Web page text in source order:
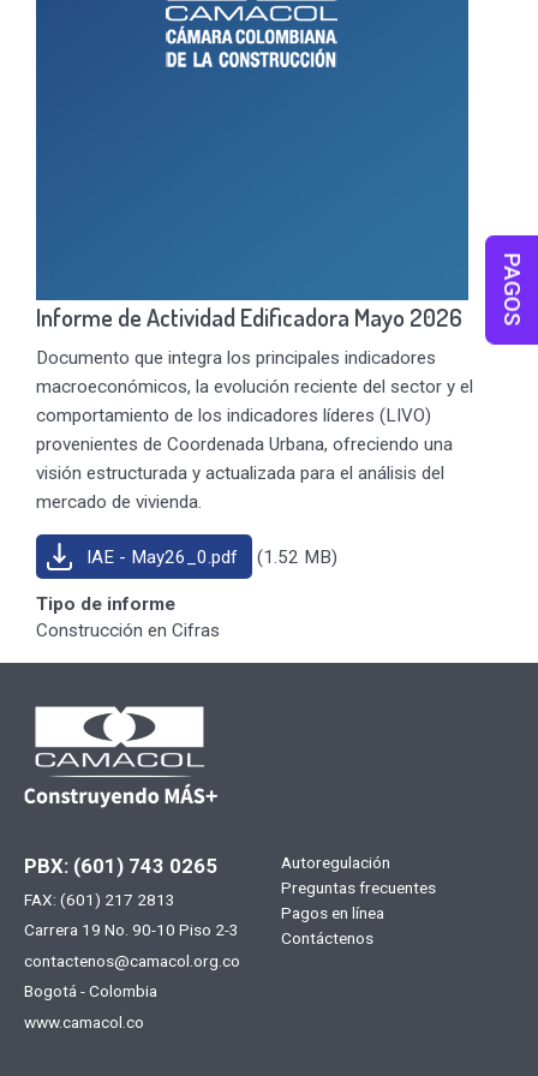
Informe de Actividad Edificadora Mayo 2026
Documento que integra los principales indicadores
macroeconómicos, la evolución reciente del sector y el
comportamiento de los indicadores líderes (LIVO)
provenientes de Coordenada Urbana, ofreciendo una
visión estructurada y actualizada para el análisis del
mercado de vivienda.
IAE - May26_0.pdf (1.52 MB)
Tipo de informe
Construcción en Cifras
PAGOS
PBX: (601) 743 0265
FAX: (601) 217 2813
Carrera 19 No. 90-10 Piso 2-3
contactenos@camacol.org.co
Bogotá - Colombia
www.camacol.co
Menú
footer
Autoregulación
Preguntas frecuentes
Pagos en línea
Contáctenos